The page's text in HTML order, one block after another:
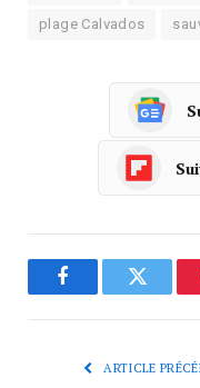
plage Calvados
FacebookTwitter
ARTICLE